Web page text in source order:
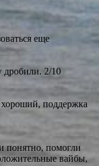
еще
2/10
хороший, поддержка
понятно, помогли
вайбы,